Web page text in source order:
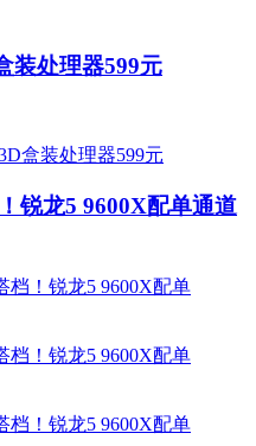
装处理器599元
锐龙5 9600X配单通道